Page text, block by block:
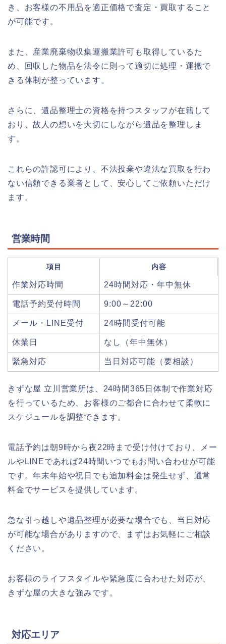
き、お客様の不用品を適正価格で査定・買取すること
が可能です。
また、産業廃棄物収集運搬業許可も取得しているた
め、回収した物品を法令に則って適切に処理・運搬で
きる体制が整っています。
さらに、遺品整理士の資格を持つスタッフが在籍して
おり、故人の想いを大切にしながら遺品を整理しま
す。
これらの許認可により、不法投棄や違法な買取を行わ
ない信頼できる業者として、安心してご依頼いただけ
ます。
営業時間
項目 内容
作業対応時間 24時間対応・年中無休
電話予約受付時間 9:00～22:00
メール・LINE受付 24時間受付可能
休業日 なし（年中無休）
緊急対応 当日対応可能（要相談）
きずな屋 立川営業所は、24時間365日体制で作業対応
を行っているため、お客様のご都合に合わせて柔軟に
スケジュールを調整できます。
電話予約は朝9時から夜22時まで受け付けており、メー
ルやLINEであれば24時間いつでもお問い合わせが可能
です。年末年始や祝日でも追加料金は発生せず、通常
料金でサービスを提供しています。
急な引っ越しや遺品整理が必要な場合でも、当日対応
が可能な場合がありますので、まずはお気軽にご相談
ください。
お客様のライフスタイルや緊急度に合わせた対応が、
きずな屋の大きな強みです。
対応エリア